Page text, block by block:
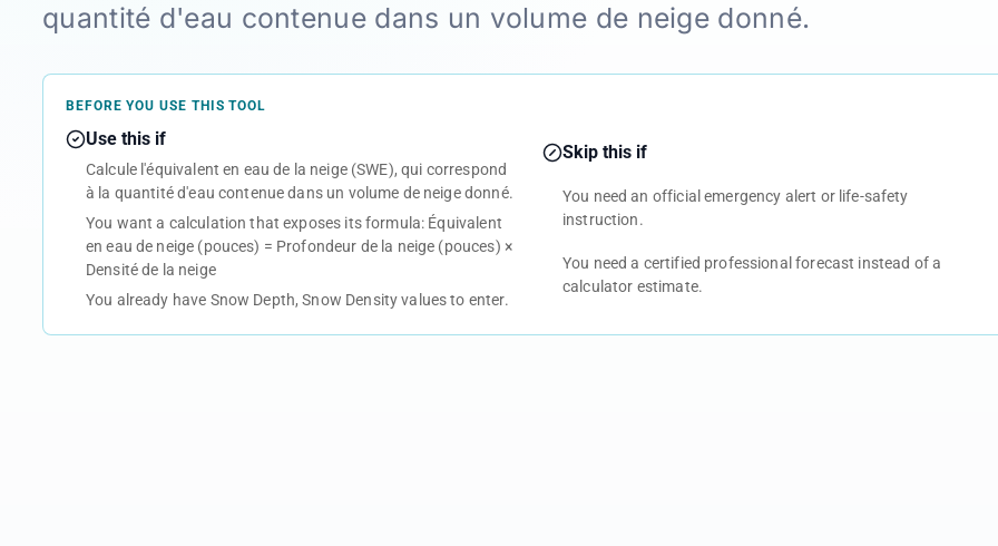
quantité d'eau contenue dans un volume de neige donné.
BEFORE YOU USE THIS TOOL
Use this if
Calcule l'équivalent en eau de la neige (SWE), qui correspond
à la quantité d'eau contenue dans un volume de neige donné.
You want a calculation that exposes its formula: Équivalent
en eau de neige (pouces) = Profondeur de la neige (pouces) ×
Densité de la neige
You already have Snow Depth, Snow Density values to enter.
Skip this if
You need an official emergency alert or life-safety
instruction.
You need a certified professional forecast instead of a
calculator estimate.